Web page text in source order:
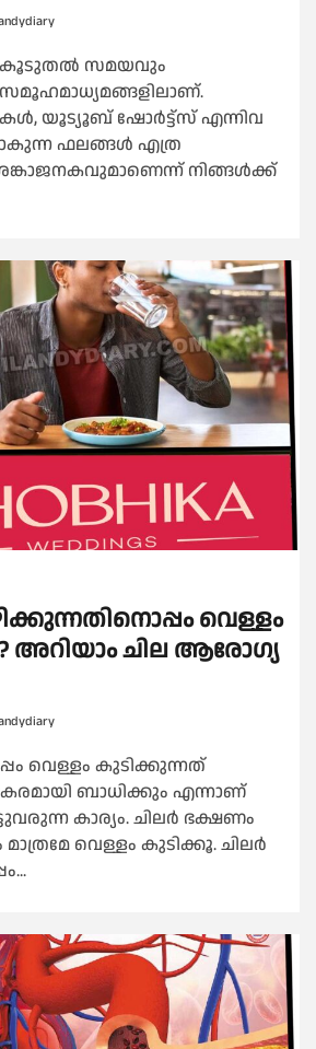
കൂടുതൽ സമയവും
യൂട്യൂബ് ഷോർട്ട്സ് എന്നിവ
ഫലങ്ങൾ എത്ര
നിങ്ങൾക്ക്
വെള്ളം
അറിയാം ചില ആരോഗ്യ
വെള്ളം കുടിക്കുന്നത്
ബാധിക്കും എന്നാണ്
കാര്യം. ചിലര്‍ ഭക്ഷണം
മാത്രമേ വെള്ളം കുടിക്കൂ. ചിലര്‍